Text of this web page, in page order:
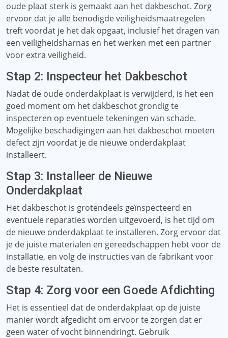
oude plaat sterk is gemaakt aan het dakbeschot. Zorg
ervoor dat je alle benodigde veiligheidsmaatregelen
treft voordat je het dak opgaat, inclusief het dragen van
een veiligheidsharnas en het werken met een partner
voor extra veiligheid.
Stap 2: Inspecteur het Dakbeschot
Nadat de oude onderdakplaat is verwijderd, is het een
goed moment om het dakbeschot grondig te
inspecteren op eventuele tekeningen van schade.
Mogelijke beschadigingen aan het dakbeschot moeten
defect zijn voordat je de nieuwe onderdakplaat
installeert.
Stap 3: Installeer de Nieuwe
Onderdakplaat
Het dakbeschot is grotendeels geïnspecteerd en
eventuele reparaties worden uitgevoerd, is het tijd om
de nieuwe onderdakplaat te installeren. Zorg ervoor dat
je de juiste materialen en gereedschappen hebt voor de
installatie, en volg de instructies van de fabrikant voor
de beste resultaten.
Stap 4: Zorg voor een Goede Afdichting
Het is essentieel dat de onderdakplaat op de juiste
manier wordt afgedicht om ervoor te zorgen dat er
geen water of vocht binnendringt. Gebruik